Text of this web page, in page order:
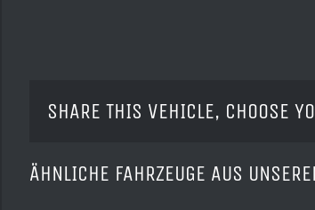
SHARE THIS VEHICLE, CHOOSE
ÄHNLICHE FAHRZEUGE AUS